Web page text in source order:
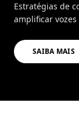
Estratégias de
amplificar
SAIBA MAIS